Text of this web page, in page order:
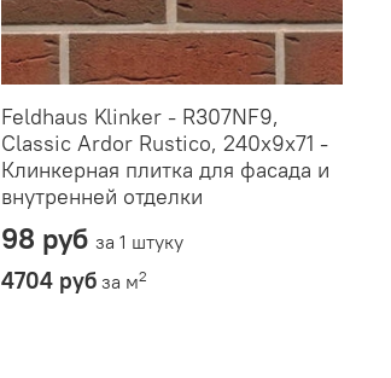
Feldhaus Klinker - R307NF9,
Classic Ardor Rustico, 240x9x71 -
Клинкерная плитка для фасада и
внутренней отделки
98 рубза 1 штуку
4704 руб за м2